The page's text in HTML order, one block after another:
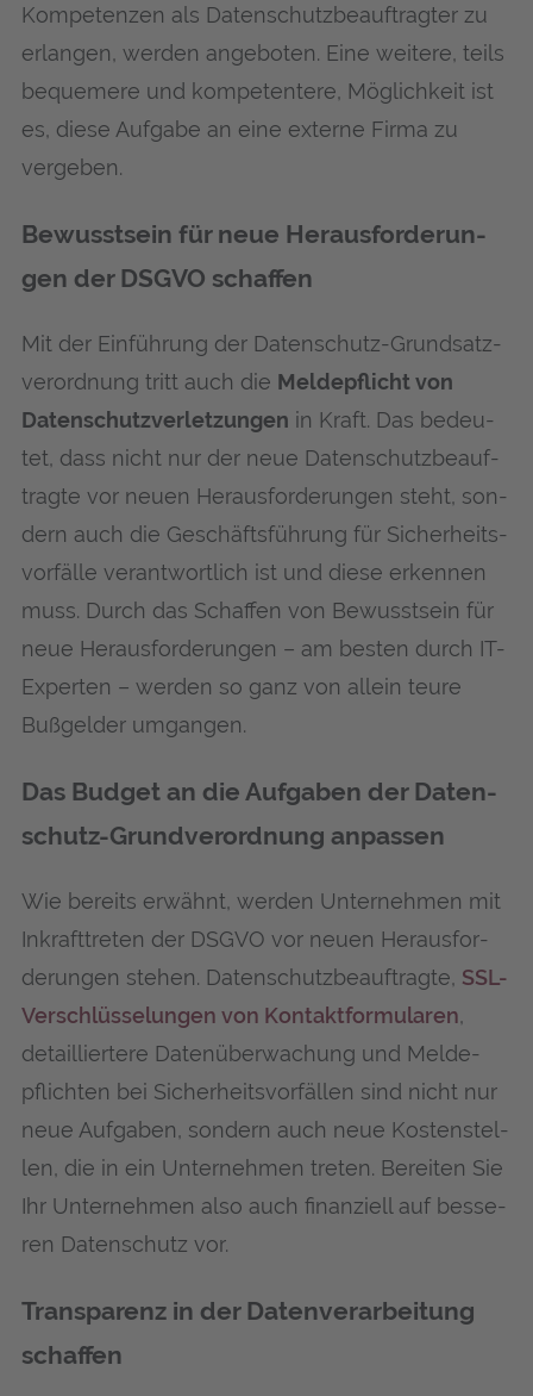
Kom­pe­ten­zen als Daten­schutz­be­auf­trag­ter zu
erlan­gen, wer­den ange­bo­ten. Eine wei­te­re, teils
beque­me­re und kom­pe­ten­te­re, Mög­lich­keit ist
es, die­se Auf­ga­be an eine exter­ne Fir­ma zu
vergeben.
Bewusst­sein für neue Her­aus­for­de­run­
gen der DSGVO schaffen
Mit der Ein­füh­rung der Daten­schutz-Grund­satz­
ver­ord­nung tritt auch die Mel­de­pflicht von
Daten­schutz­ver­let­zun­gen in Kraft. Das bedeu­
tet, dass nicht nur der neue Daten­schutz­be­auf­
trag­te vor neu­en Her­aus­for­de­run­gen steht, son­
dern auch die Geschäfts­füh­rung für Sicher­heits­
vor­fäl­le ver­ant­wort­lich ist und die­se erken­nen
muss. Durch das Schaf­fen von Bewusst­sein für
neue Her­aus­for­de­run­gen – am bes­ten durch IT-
Exper­ten – wer­den so ganz von allein teu­re
Buß­gel­der umgangen.
Das Bud­get an die Auf­ga­ben der Daten­
schutz-Grund­ver­ord­nung anpassen
Wie bereits erwähnt, wer­den Unter­neh­men mit
Inkraft­tre­ten der DSGVO vor neu­en Her­aus­for­
de­run­gen ste­hen. Daten­schutz­be­auf­trag­te, SSL-
Ver­schlüs­se­lun­gen von Kon­takt­for­mu­la­ren,
detail­lier­te­re Daten­über­wa­chung und Mel­de­
pflich­ten bei Sicher­heits­vor­fäl­len sind nicht nur
neue Auf­ga­ben, son­dern auch neue Kos­ten­stel­
len, die in ein Unter­neh­men tre­ten. Berei­ten Sie
Ihr Unter­neh­men also auch finan­zi­ell auf bes­se­
ren Daten­schutz vor.
Trans­pa­renz in der Daten­ver­ar­bei­tung
schaffen